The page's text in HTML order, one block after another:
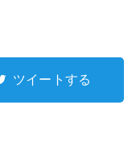
ツイートする